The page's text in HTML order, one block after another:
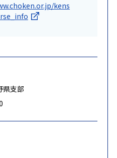
kens
県支部